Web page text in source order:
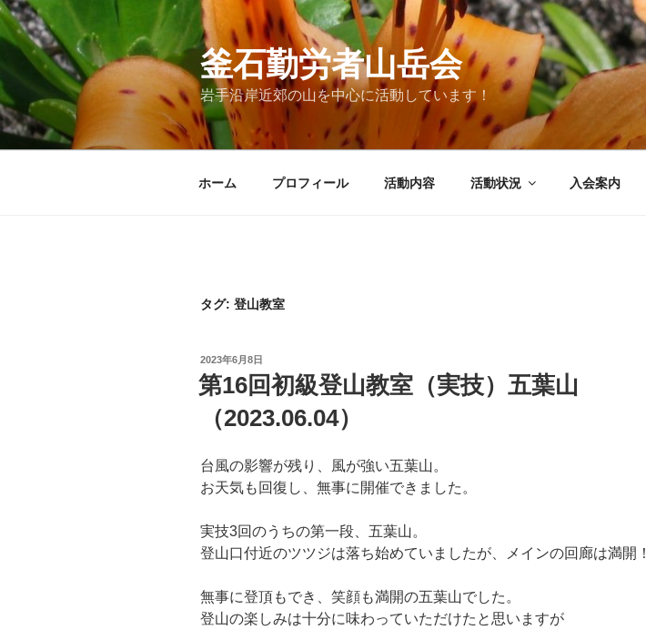
コ
ン
ツ
へ
釜石勤労者山岳会
岩手沿岸近郊の山を中心に活動しています！
ホーム プロフィール 活動内容 活動状況 入会案内
タグ: 登山教室
投
稿
日:
2023年6月8日
第16回初級登山教室（実技）五葉山
（2023.06.04）
台風の影響が残り、風が強い五葉山。
お天気も回復し、無事に開催できました。
実技3回のうちの第一段、五葉山。
登山口付近のツツジは落ち始めていましたが、メインの回廊は満開！
無事に登頂もでき、笑顔も満開の五葉山でした。
登山の楽しみは十分に味わっていただけたと思いますが